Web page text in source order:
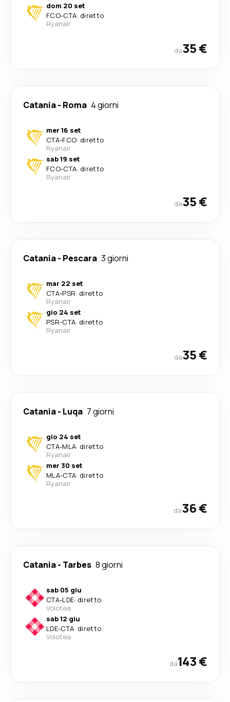
dom 20 set
FCO-CTA· diretto
Ryanair
da35 €
Catania- Roma 4 giorni
mer 16 set
CTA-FCO· diretto
Ryanair
sab 19 set
FCO-CTA· diretto
Ryanair
da35 €
Catania- Pescara 3 giorni
mar 22 set
CTA-PSR· diretto
Ryanair
gio 24 set
PSR-CTA· diretto
Ryanair
da35 €
Catania- Luqa 7 giorni
gio 24 set
CTA-MLA· diretto
Ryanair
mer 30 set
MLA-CTA· diretto
Ryanair
da36 €
Catania- Tarbes 8 giorni
sab 05 giu
CTA-LDE· diretto
Volotea
sab 12 giu
LDE-CTA· diretto
Volotea
da143 €